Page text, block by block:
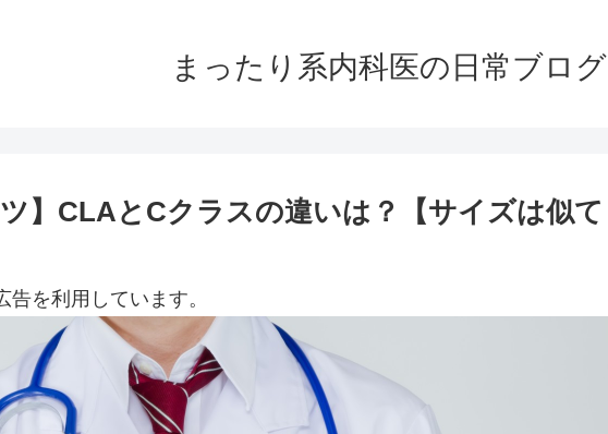
まったり系内科医の日常ブログ
】CLAとCクラスの違いは？【サイズは似て
を利用しています。